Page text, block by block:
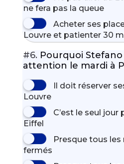
ne fera pas la queue
Acheter ses
Louvre et patienter 30
#6. Pourquoi
attention le mardi à
Il doit réserver
Louvre
C’est le seul jour
Eiffel
Presque tous
fermés